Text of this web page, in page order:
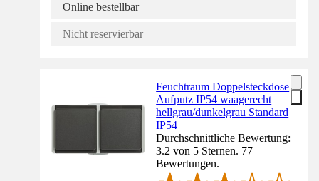
Online bestellbar
Nicht reservierbar
Feuchtraum Doppelsteckdose
Aufputz IP54 waagerecht
hellgrau/dunkelgrau Standard
IP54
Durchschnittliche Bewertung:
3.2 von 5 Sternen. 77
Bewertungen.